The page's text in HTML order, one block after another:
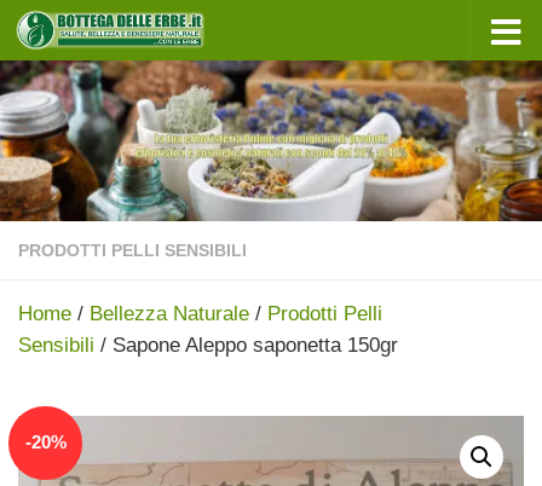
Sotto il contenuto
PRODOTTI PELLI SENSIBILI
Home / Bellezza Naturale / Prodotti Pelli
Sensibili / Sapone Aleppo saponetta 150gr
-20%